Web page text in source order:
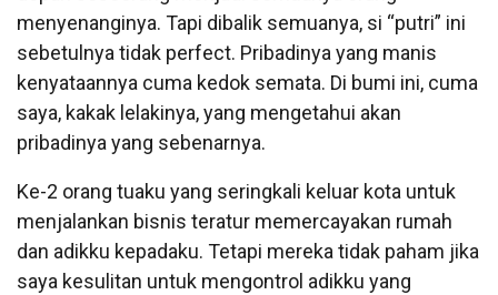
menyenanginya. Tapi dibalik semuanya, si “putri” ini
sebetulnya tidak perfect. Pribadinya yang manis
kenyataannya cuma kedok semata. Di bumi ini, cuma
saya, kakak lelakinya, yang mengetahui akan
pribadinya yang sebenarnya.
Ke-2 orang tuaku yang seringkali keluar kota untuk
menjalankan bisnis teratur memercayakan rumah
dan adikku kepadaku. Tetapi mereka tidak paham jika
saya kesulitan untuk mengontrol adikku yang